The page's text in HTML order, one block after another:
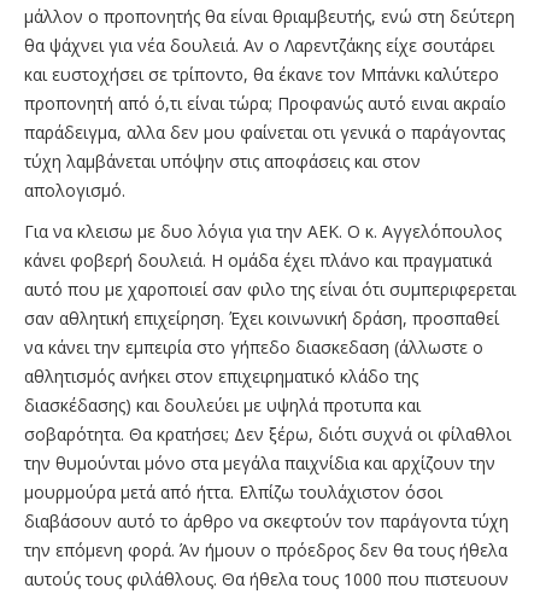
μάλλον ο προπονητής θα είναι θριαμβευτής, ενώ στη δεύτερη
θα ψάχνει για νέα δουλειά. Αν ο Λαρεντζάκης είχε σουτάρει
και ευστοχήσει σε τρίποντο, θα έκανε τον Μπάνκι καλύτερο
προπονητή από ό,τι είναι τώρα; Προφανώς αυτό ειναι ακραίο
παράδειγμα, αλλα δεν μου φαίνεται οτι γενικά ο παράγοντας
τύχη λαμβάνεται υπόψην στις αποφάσεις και στον
απολογισμό.
Για να κλεισω με δυο λόγια για την ΑΕΚ. Ο κ. Αγγελόπουλος
κάνει φοβερή δουλειά. Η ομάδα έχει πλάνο και πραγματικά
αυτό που με χαροποιεί σαν φιλο της είναι ότι συμπεριφερεται
σαν αθλητική επιχείρηση. Έχει κοινωνική δράση, προσπαθεί
να κάνει την εμπειρία στο γήπεδο διασκεδαση (άλλωστε ο
αθλητισμός ανήκει στον επιχειρηματικό κλάδο της
διασκέδασης) και δουλεύει με υψηλά προτυπα και
σοβαρότητα. Θα κρατήσει; Δεν ξέρω, διότι συχνά οι φίλαθλοι
την θυμούνται μόνο στα μεγάλα παιχνίδια και αρχίζουν την
μουρμούρα μετά από ήττα. Ελπίζω τουλάχιστον όσοι
διαβάσουν αυτό το άρθρο να σκεφτούν τον παράγοντα τύχη
την επόμενη φορά. Άν ήμουν ο πρόεδρος δεν θα τους ήθελα
αυτούς τους φιλάθλους. Θα ήθελα τους 1000 που πιστευουν